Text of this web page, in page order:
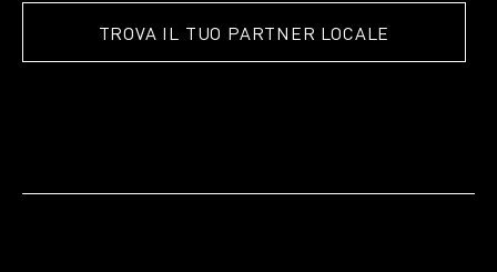
TROVA IL TUO PARTNER LOCALE